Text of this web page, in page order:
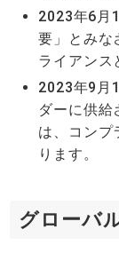
2023年6月
要」とみな
ライアンス
2023年9月
ダーに供給
は、コンプ
ります。
グローバ